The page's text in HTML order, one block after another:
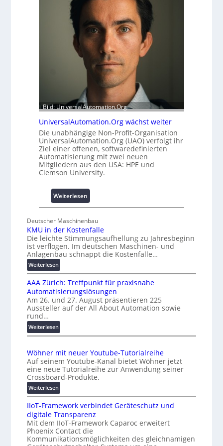
t
s
t
a
b
a
u
h
e
m
m
n
i
s
e
c
h
a
f
e
n
m
d
u
l
e
2
u
d
4
0
A
Bild: UniversalAutomation.Org
UniversalAutomation.Org wächst weiter
Die unabhängige Non-Profit-Organisation
UniversalAutomation.Org (UAO) verfolgt ihr
Ziel einer offenen, softwaredefinierten
Automatisierung mit zwei neuen
Mitgliedern aus den USA: HPE und
Clemson University.
Weiterlesen
U
i
v
e
r
l
A
u
t
a
o
n
r
g
w
ä
c
Deutscher Maschinenbau
KMU in der Kostenfalle
Die leichte Stimmungsaufhellung zu Jahresbeginn
ist verflogen. Im deutschen Maschinen- und
Anlagenbau schnappt die Kostenfalle…
Weiterlesen:
K
M
U
i
n
e
r
o
s
t
e
n
f
a
l
l
e
AAA Zürich: Treffpunkt für praxisnahe
Automatisierungslösungen
Am 26. und 27. August präsentieren 225
Aussteller auf der All About Automation sowie
rund…
Weiterlesen:
A
A
Z
ü
r
i
c
h
:
T
r
e
Wöhner mit neuer Youtube-Tutorialreihe
Auf seinem Youtube-Kanal bietet Wöhner jetzt
eine neue Tutorialreihe zur Anwendung seiner
Crossboard-Produkte.
Weiterlesen:
W
ö
h
n
e
r
IIoT-Framework verbindet Geräteschutz und
digitale Transparenz
Mit dem IIoT-Framework Caparoc erweitert
Phoenix Contact die
Kommunikationsmöglichkeiten des gleichnamigen